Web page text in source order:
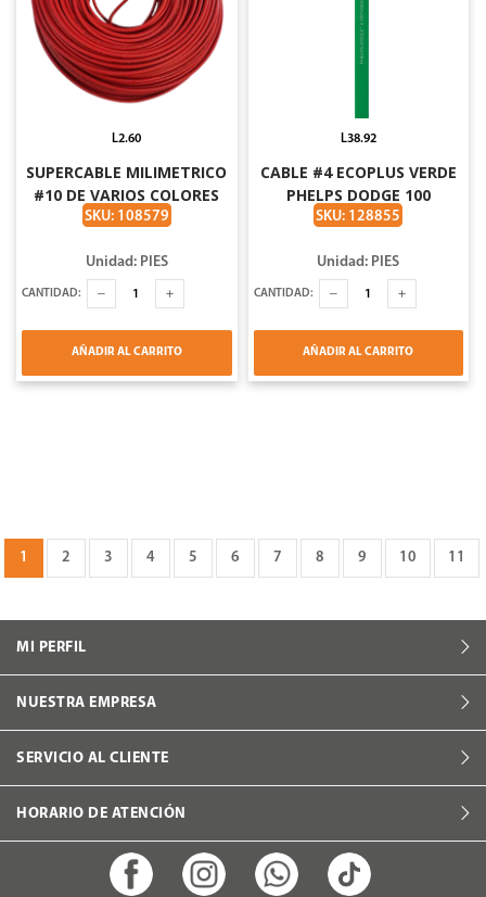
SUPERCABLE MILIMETRICO
#10 DE VARIOS COLORES
CAJA DE 100MTS
SKU: 108579
L2.60
Unidad: PIES
CANTIDAD:
AÑADIR AL CARRITO
CABLE #4 ECOPLUS VERDE
PHELPS DODGE 100
METROS
SKU: 128855
L38.92
Unidad: PIES
CANTIDAD:
AÑADIR AL CARRITO
1 2 3 4 5 6 7 8 9 10 11
MI PERFIL
NUESTRA EMPRESA
SERVICIO AL CLIENTE
HORARIO DE ATENCIÓN